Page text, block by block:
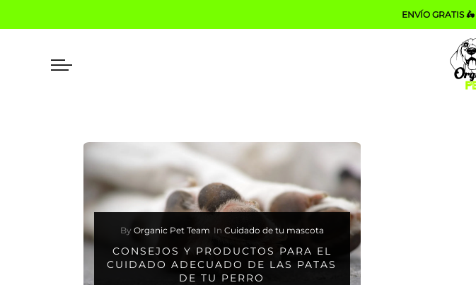
ENVÍO GRATIS 🛵
By Organic Pet Team In Cuidado de tu mascota
CONSEJOS Y PRODUCTOS PARA EL
CUIDADO ADECUADO DE LAS PATAS
DE TU PERRO